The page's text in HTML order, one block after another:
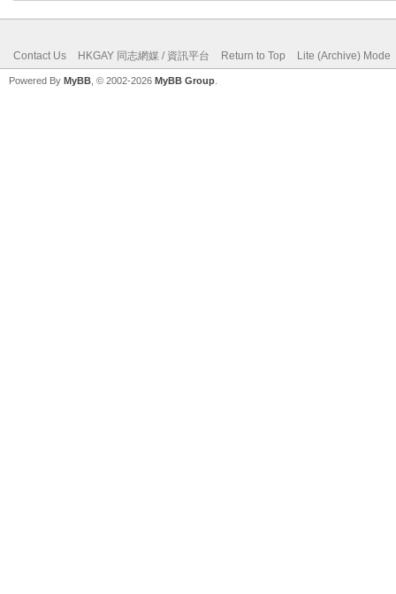
Contact Us HKGAY 同志網媒 / 資訊平台 Return to Top Lite (Archive) Mode
Powered By MyBB , © 2002-2026 MyBB Group